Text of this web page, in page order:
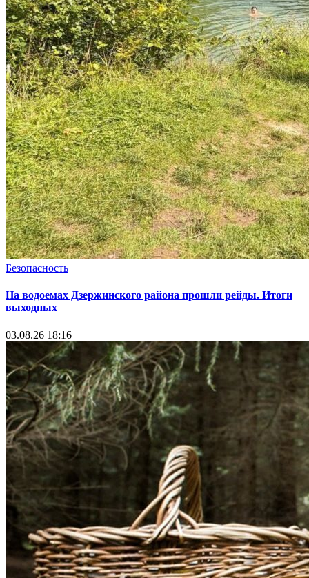
Безопасность
На водоемах Дзержинского района прошли рейды. Итоги
выходных
03.08.26 18:16